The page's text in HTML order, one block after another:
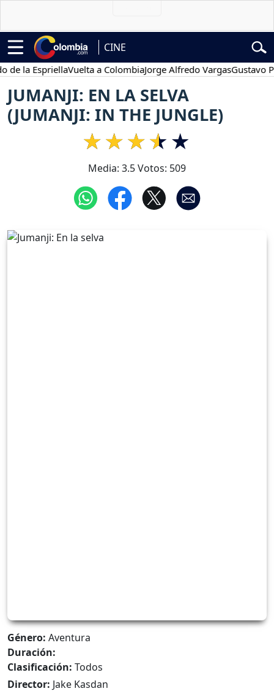
CINE
EspriellaVuelta a ColombiaJorge Alfredo VargasGustavo Petro
JUMANJI: EN LA SELVA
(JUMANJI: IN THE JUNGLE)
Media: 3.5Votos: 509
Género: Aventura
Duración:
Clasificación: Todos
Director: Jake Kasdan